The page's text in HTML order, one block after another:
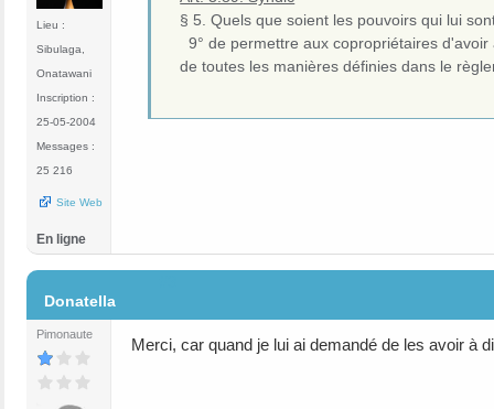
Lieu :
Sibulaga,
Onatawani
Inscription :
25-05-2004
Messages :
25 216
Site Web
§ 5. Quels que soient les pouvoirs qui lui
9° de permettre aux copropriétaires
de toutes les manières définies dans le
En ligne
Donatella
Pimonaute
Merci, car quand je lui ai demandé de les avoir à